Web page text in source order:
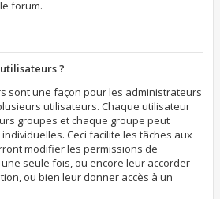
forum.
?
sont une façon pour les administrateurs
utilisateurs. Chaque utilisateur
groupes et chaque groupe peut
Ceci facilite les tâches aux
modifier les permissions de
seule fois, ou encore leur accorder
ou bien leur donner accès à un